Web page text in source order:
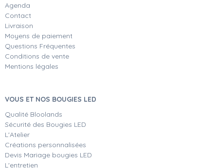
Agenda
Contact
Livraison
Moyens de paiement
Questions Fréquentes
Conditions de vente
Mentions légales
VOUS ET NOS BOUGIES LED
Qualité Bloolands
Sécurité des Bougies LED
L'Atelier
Créations personnalisées
Devis Mariage bougies LED
L'entretien